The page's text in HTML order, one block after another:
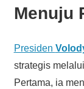
Menuju
Presiden
strategis melalui
Pertama, ia